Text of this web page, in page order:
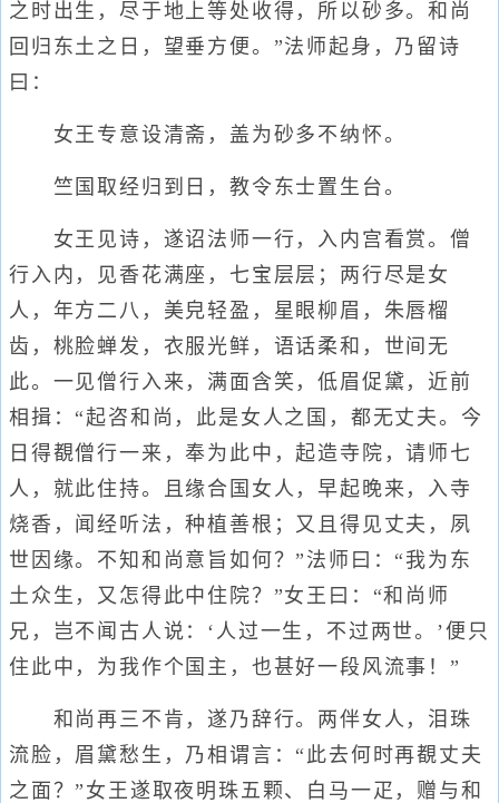
之时出生，尽于地上等处收得，所以砂多。和尚
回归东土之日，望垂方便。”法师起身，乃留诗
曰：
女王专意设清斋，盖为砂多不纳怀。
竺国取经归到日，教令东士置生台。
女王见诗，遂诏法师一行，入内宫看赏。僧
行入内，见香花满座，七宝层层；两行尽是女
人，年方二八，美皃轻盈，星眼柳眉，朱唇榴
齿，桃脸蝉发，衣服光鲜，语话柔和，世间无
此。一见僧行入来，满面含笑，低眉促黛，近前
相揖：“起咨和尚，此是女人之国，都无丈夫。今
日得覩僧行一来，奉为此中，起造寺院，请师七
人，就此住持。且缘合国女人，早起晚来，入寺
烧香，闻经听法，种植善根；又且得见丈夫，夙
世因缘。不知和尚意旨如何？”法师曰：“我为东
土众生，又怎得此中住院？”女王曰：“和尚师
兄，岂不闻古人说：‘人过一生，不过两世。’便只
住此中，为我作个国主，也甚好一段风流事！”
和尚再三不肯，遂乃辞行。两伴女人，泪珠
流脸，眉黛愁生，乃相谓言：“此去何时再覩丈夫
之面？”女王遂取夜明珠五颗、白马一疋，赠与和